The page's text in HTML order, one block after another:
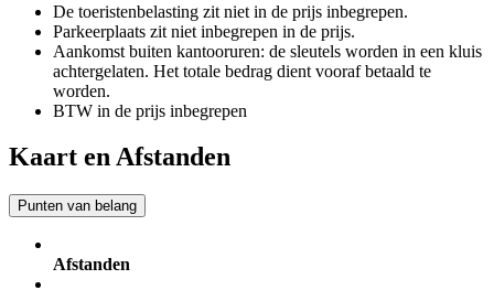
De toeristenbelasting zit niet in de prijs inbegrepen.
Parkeerplaats zit niet inbegrepen in de prijs.
Aankomst buiten kantooruren: de sleutels worden in een kluis
achtergelaten. Het totale bedrag dient vooraf betaald te
worden.
BTW in de prijs inbegrepen
Kaart en Afstanden
Punten van belang
Afstanden